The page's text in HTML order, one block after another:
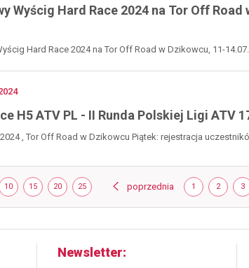
nami.
czas
bieg
na
wielką
Wyścig Hard Race 2024 na Tor Off Road
Hard Race 2024 na Tor Off Road w Dzikowcu, 11-
H5 ATV PL - II Runda Polskiej Ligi ATV
, Tor Off Road w Dzikowcu Piątek: rejestracja
POKAŻ
10 ELEMENTÓW
NA
POKAŻ
15 ELEMENTÓW
NA
POKAŻ
20 ELEMENTÓW
NA
POKAŻ
25 ELEMENTÓW
NA
Stronapoprzednia stronaSTRONA
1 STRONA
2 3
Newsletter